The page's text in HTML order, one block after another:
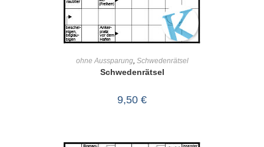
ohne Aussparung, Schwedenrätsel
Schwedenrätsel
9,50 €